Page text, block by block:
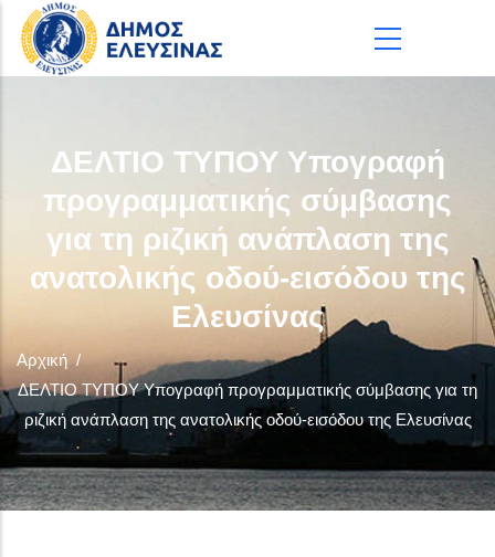
Παράκαμψη προς το κυρίως περιεχόμενο
ΔΕΛΤΙΟ ΤΥΠΟΥ Υπογραφή
προγραμματικής σύμβασης
για τη ριζική ανάπλαση της
ανατολικής οδού-εισόδου της
Ελευσίνας
Αρχική /
ΔΕΛΤΙΟ ΤΥΠΟΥ Υπογραφή προγραμματικής σύμβασης για τη
ριζική ανάπλαση της ανατολικής οδού-εισόδου της Ελευσίνας